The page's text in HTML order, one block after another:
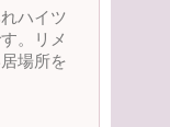
ハイツ
。リメ
場所を